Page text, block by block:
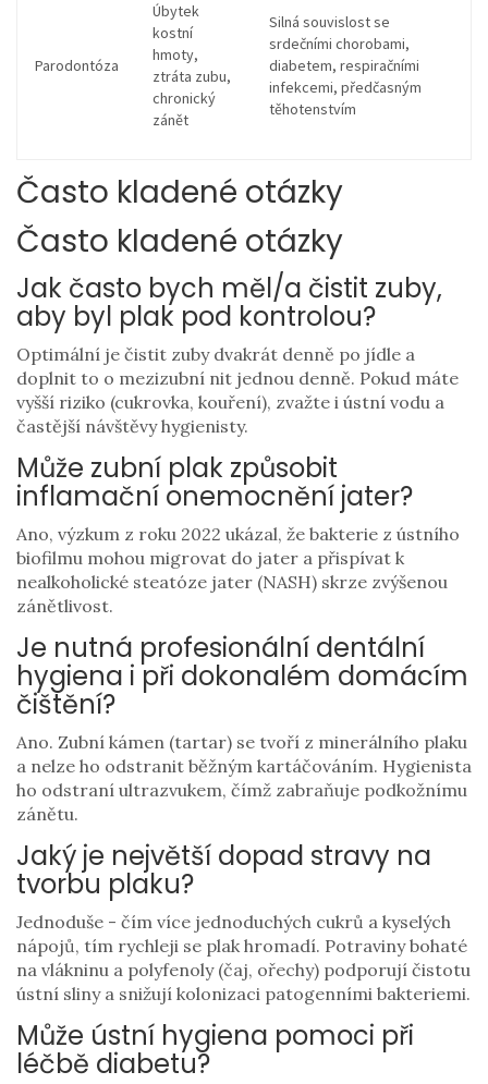
Parodontóza
Úbytek
kostní
hmoty,
ztráta zubu,
chronický
zánět
Silná souvislost se
srdečními chorobami,
diabetem, respiračními
infekcemi, předčasným
těhotenstvím
Často kladené otázky
Často kladené otázky
Jak často bych měl/a čistit zuby,
aby byl plak pod kontrolou?
Optimální je čistit zuby dvakrát denně po jídle a
doplnit to o mezizubní nit jednou denně. Pokud máte
vyšší riziko (cukrovka, kouření), zvažte i ústní vodu a
častější návštěvy hygienisty.
Může zubní plak způsobit
inflamační onemocnění jater?
Ano, výzkum z roku 2022 ukázal, že bakterie z ústního
biofilmu mohou migrovat do jater a přispívat k
nealkoholické steatóze jater (NASH) skrze zvýšenou
zánětlivost.
Je nutná profesionální dentální
hygiena i při dokonalém domácím
čištění?
Ano. Zubní kámen (tartar) se tvoří z minerálního plaku
a nelze ho odstranit běžným kartáčováním. Hygienista
ho odstraní ultrazvukem, čímž zabraňuje podkožnímu
zánětu.
Jaký je největší dopad stravy na
tvorbu plaku?
Jednoduše - čím více jednoduchých cukrů a kyselých
nápojů, tím rychleji se plak hromadí. Potraviny bohaté
na vlákninu a polyfenoly (čaj, ořechy) podporují čistotu
ústní sliny a snižují kolonizaci patogenními bakteriemi.
Může ústní hygiena pomoci při
léčbě diabetu?